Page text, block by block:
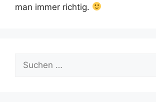
man immer richtig.
nach: